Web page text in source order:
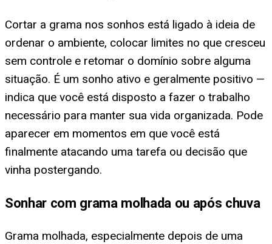
Cortar a grama nos sonhos está ligado à ideia de
ordenar o ambiente, colocar limites no que cresceu
sem controle e retomar o domínio sobre alguma
situação. É um sonho ativo e geralmente positivo —
indica que você está disposto a fazer o trabalho
necessário para manter sua vida organizada. Pode
aparecer em momentos em que você está
finalmente atacando uma tarefa ou decisão que
vinha postergando.
Sonhar com grama molhada ou após chuva
Grama molhada, especialmente depois de uma